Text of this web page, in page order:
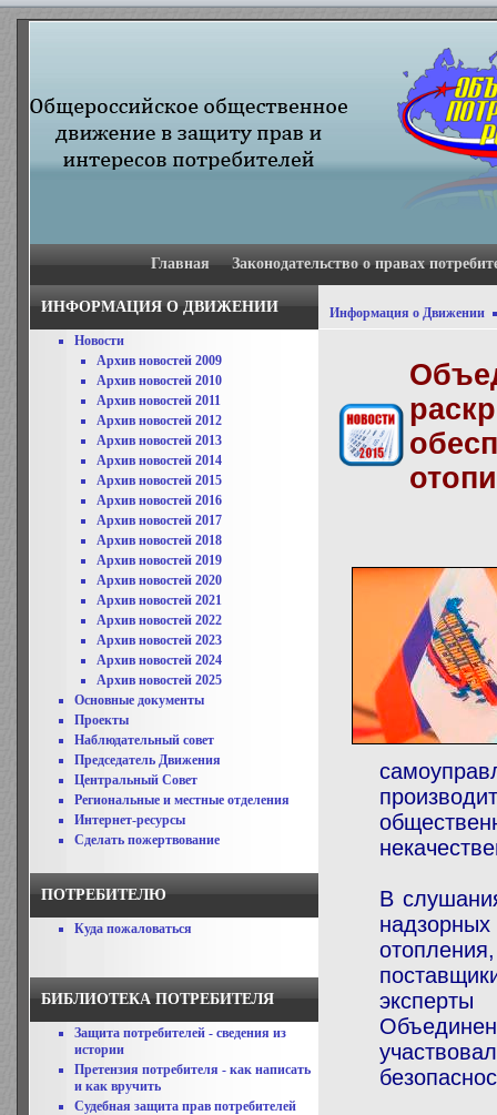
Главная Законодательство о правах
ИНФОРМАЦИЯ О ДВИЖЕНИИ
Новости
Архив новостей 2009
Архив новостей 2010
Архив новостей 2011
Архив новостей 2012
Архив новостей 2013
Архив новостей 2014
Архив новостей 2015
Архив новостей 2016
Архив новостей 2017
Архив новостей 2018
Архив новостей 2019
Архив новостей 2020
Архив новостей 2021
Архив новостей 2022
Архив новостей 2023
Архив новостей 2024
Архив новостей 2025
Основные документы
Проекты
Наблюдательный совет
Председатель Движения
Центральный Совет
Региональные и местные отделения
Интернет-ресурсы
Сделать пожертвование
ПОТРЕБИТЕЛЮ
Куда пожаловаться
БИБЛИОТЕКА ПОТРЕБИТЕЛЯ
Защита потребителей - сведения из
истории
Претензия потребителя - как написать
и как вручить
Судебная защита прав потребителей
Информация о Движении
В
эксперты